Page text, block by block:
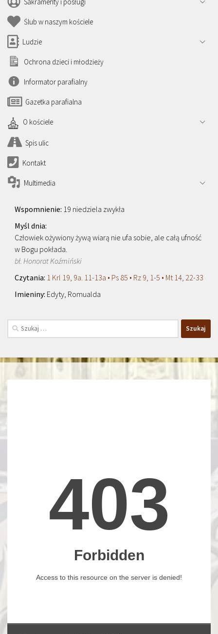
Sakramenty i posługi
Ślub w naszym kościele
Ludzie
Ochrona dzieci i młodzieży
Informator parafialny
Gazetka parafialna
O kościele
Spis ulic
Kontakt
Multimedia
19 niedziela zwykła
Człowiek ożywiony żywą wiarą nie ufa sobie, ale całą ufność
w Bogu pokłada.
bł. Honorat Koźmiński
1 Krl 19, 9a. 11-13a • Ps 85 • Rz 9, 1-5 • Mt 14, 22-33
Edyty, Romualda
Szukaj: